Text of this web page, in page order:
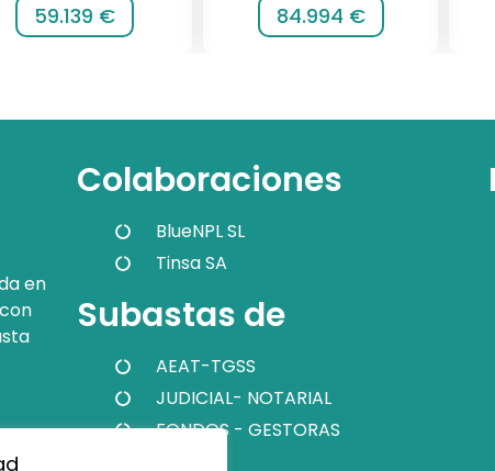
59.139 € 84.994 €
en
Colaboraciones
BlueNPL SL
Tinsa SA
Subastas de
AEAT-TGSS
JUDICIAL- NOTARIAL
FONDOS - GESTORAS